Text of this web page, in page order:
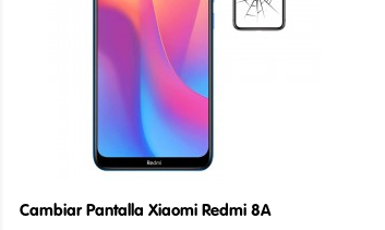
Cambiar Pantalla Xiaomi Redmi 8A